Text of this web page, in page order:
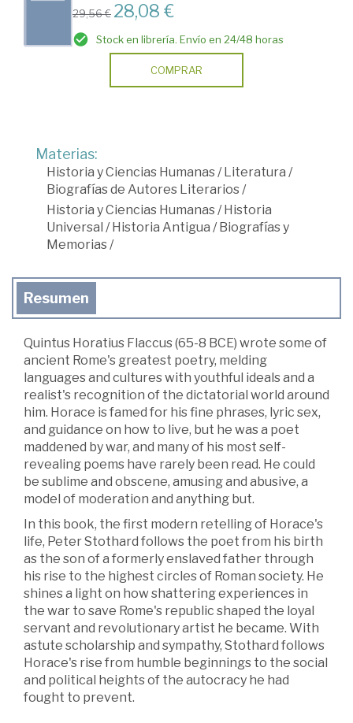
29,56 € 28,08 €
Stock en librería. Envío en 24/48 horas
COMPRAR
Materias:
Historia y Ciencias Humanas/ Literatura /
Biografías de Autores Literarios/
Historia y Ciencias Humanas/ Historia
Universal / Historia Antigua / Biografías y
Memorias/
Resumen
Quintus Horatius Flaccus (65-8 BCE) wrote some of
ancient Rome's greatest poetry, melding
languages and cultures with youthful ideals and a
realist's recognition of the dictatorial world around
him. Horace is famed for his fine phrases, lyric sex,
and guidance on how to live, but he was a poet
maddened by war, and many of his most self-
revealing poems have rarely been read. He could
be sublime and obscene, amusing and abusive, a
model of moderation and anything but.
In this book, the first modern retelling of Horace's
life, Peter Stothard follows the poet from his birth
as the son of a formerly enslaved father through
his rise to the highest circles of Roman society. He
shines a light on how shattering experiences in
the war to save Rome's republic shaped the loyal
servant and revolutionary artist he became. With
astute scholarship and sympathy, Stothard follows
Horace's rise from humble beginnings to the social
and political heights of the autocracy he had
fought to prevent.